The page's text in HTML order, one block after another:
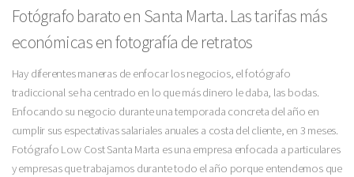
Fotógrafo barato en Santa Marta. Las tarifas más
económicas en fotografía de retratos
Hay diferentes maneras de enfocar los negocios, el fotógrafo
tradiccional se ha centrado en lo que más dinero le daba, las bodas.
Enfocando su negocio durante una temporada concreta del año en
cumplir sus espectativas salariales anuales a costa del cliente, en 3 meses.
Fotógrafo Low Cost Santa Marta es una empresa enfocada a particulares
y empresas que trabajamos durante todo el año porque entendemos que